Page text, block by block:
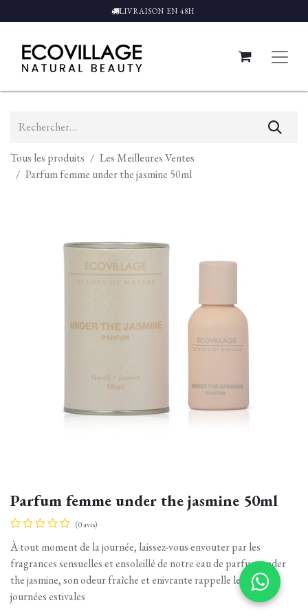
LIVRAISON EN 48H
Tous les produits
Les Meilleures Ventes
Parfum femme under the jasmine 50ml
Parfum femme under the jasmine 50ml
(0 avis)
À tout moment de la journée, laissez-vous envouter par les
fragrances sensuelles et ensoleillé de notre eau de parfum under
the jasmine, son odeur fraîche et enivrante rappelle les belles
journées estivales